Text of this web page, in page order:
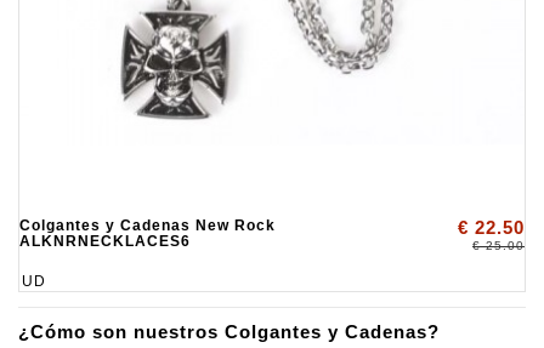
Colgantes y Cadenas New Rock
ALKNRNECKLACES6
€ 22.50
€ 25.00
UD
¿Cómo son nuestros Colgantes y Cadenas?